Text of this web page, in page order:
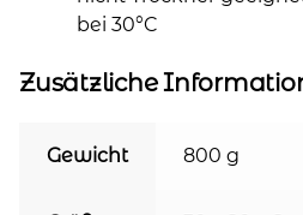
bei 30°C
Zusätzliche
Gewicht 800 g